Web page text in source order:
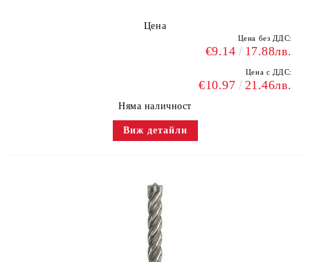
Цена
Цена без ДДС:
€9.14 17.88лв.
Цена с ДДС:
€10.97 21.46лв.
Няма наличност
Виж детайли